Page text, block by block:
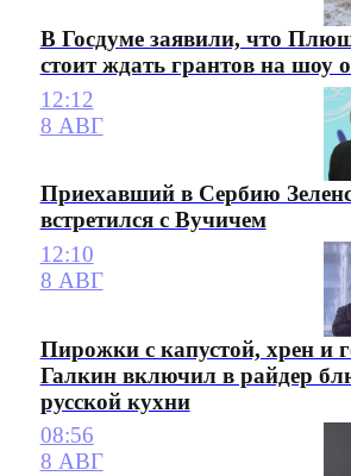
В Госдуме заявили, что
стоит ждать грантов на шоу
12:12
8 АВГ
Приехавший в Сербию
встретился с Вучичем
12:10
8 АВГ
Пирожки с капустой, хрен и
Галкин включил в райдер
русской кухни
08:56
8 АВГ